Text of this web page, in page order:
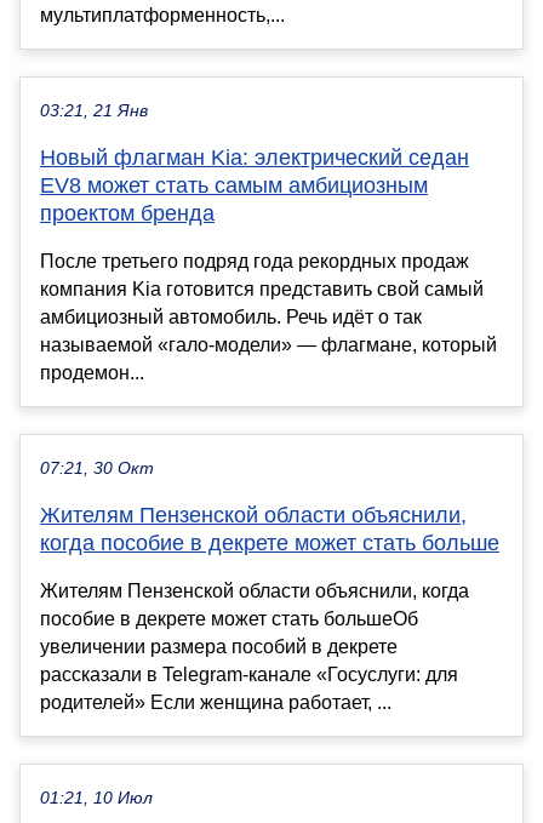
мультиплатформенность,...
03:21, 21 Янв
Новый флагман Kia: электрический седан
EV8 может стать самым амбициозным
проектом бренда
После третьего подряд года рекордных продаж
компания Kia готовится представить свой самый
амбициозный автомобиль. Речь идёт о так
называемой «гало-модели» — флагмане, который
продемон...
07:21, 30 Окт
Жителям Пензенской области объяснили,
когда пособие в декрете может стать больше
Жителям Пензенской области объяснили, когда
пособие в декрете может стать большеОб
увеличении размера пособий в декрете
рассказали в Telegram-канале «Госуслуги: для
родителей» Если женщина работает, ...
01:21, 10 Июл